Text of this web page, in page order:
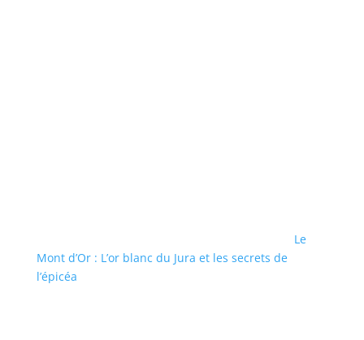
Le
Mont d’Or : L’or blanc du Jura et les secrets de
l’épicéa